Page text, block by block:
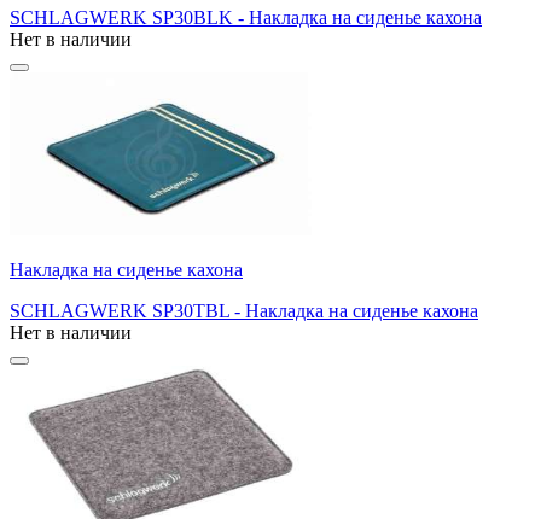
SCHLAGWERK SP30BLK - Накладка на сиденье кахона
Нет в наличии
Накладка на сиденье кахона
SCHLAGWERK SP30TBL - Накладка на сиденье кахона
Нет в наличии